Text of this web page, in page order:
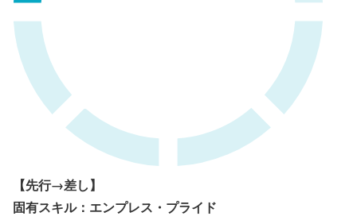
【先行→差し】
固有スキル：エンプレス・プライド